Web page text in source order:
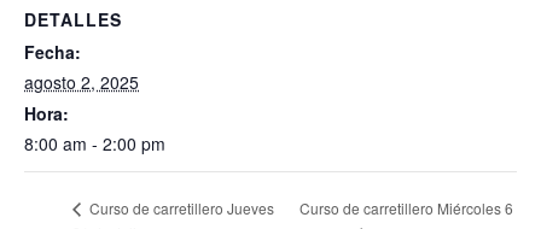
DETALLES
Fecha:
agosto 2, 2025
Hora:
8:00 am - 2:00 pm
Curso de carretillero Jueves
Curso de carretillero Miércoles 6